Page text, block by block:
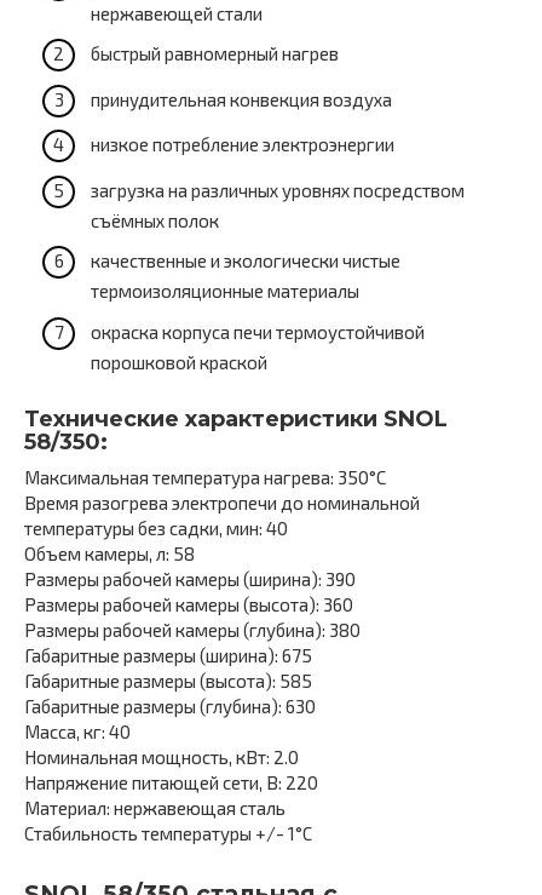
нержавеющей стали
быстрый равномерный нагрев
принудительная конвекция воздуха
низкое потребление электроэнергии
загрузка на различных уровнях посредством
съёмных полок
качественные и экологически чистые
термоизоляционные материалы
окраска корпуса печи термоустойчивой
порошковой краской
Технические характеристики SNOL
58/350:
Максимальная температура нагрева: 350°С
Время разогрева электропечи до номинальной
температуры без садки, мин: 40
Объем камеры, л: 58
Размеры рабочей камеры (ширина): 390
Размеры рабочей камеры (высота): 360
Размеры рабочей камеры (глубина): 380
Габаритные размеры (ширина): 675
Габаритные размеры (высота): 585
Габаритные размеры (глубина): 630
Масса, кг: 40
Номинальная мощность, кВт: 2.0
Напряжение питающей сети, В: 220
Материал: нержавеющая сталь
Стабильность температуры +/- 1°С